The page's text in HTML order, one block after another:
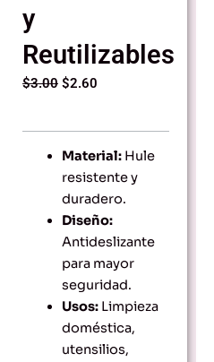
y
Reutilizables
$3.00 Original
$3.00.
$2.60
$2.60.
Material:Hule
resistente y
duradero.
Diseño:
Antideslizante
para mayor
seguridad.
Usos:Limpieza
doméstica,
utensilios,